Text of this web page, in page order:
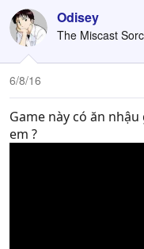
Odisey
The Miscast
6/8/16
Game này có ăn
em ?